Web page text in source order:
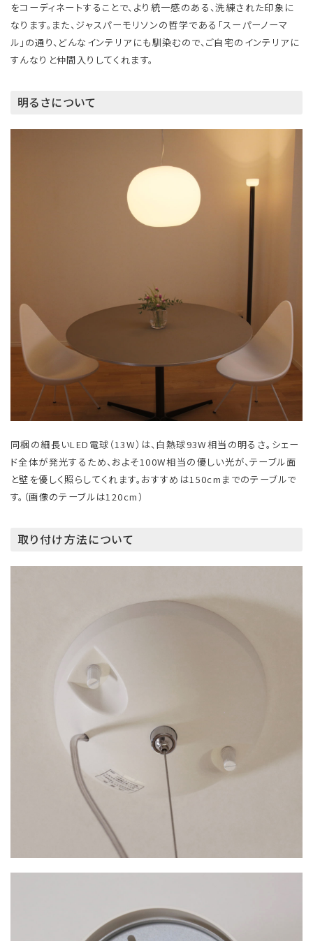
をコーディネートすることで、より統一感のある、洗練された印象に
なります。また、ジャスパーモリソンの哲学である「スーパーノーマ
ル」の通り、どんなインテリアにも馴染むので、ご自宅のインテリアに
すんなりと仲間入りしてくれます。
明るさについて
同梱の細長いLED電球（13W）は、白熱球93W相当の明るさ。シェー
ド全体が発光するため、およそ100W相当の優しい光が、テーブル面
と壁を優しく照らしてくれます。おすすめは150cmまでのテーブルで
す。（画像のテーブルは120cm）
取り付け方法について